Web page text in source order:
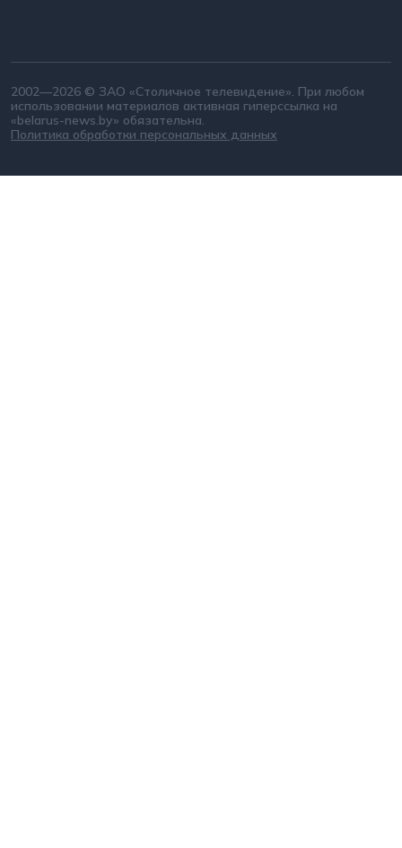
2002—2026 © ЗАО «Столичное телевидение». При любом
использовании материалов активная гиперссылка на
«belarus-news.by» обязательна.
Политика обработки персональных данных